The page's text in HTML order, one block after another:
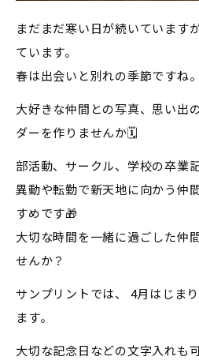
まだまだ寒い日が続いています
ています。
春は出会いと別れの季節ですね。
大好きな仲間との写真、思い出
ダーを作りませんか🗓️
部活動、サークル、学校の卒業記
異動や転勤で新天地に向かう仲
すめです🎁
大切な時間を一緒に過ごした仲
せんか？
サンプリントでは、 4月はじま
ます。
大切な記念日などの文字入れも